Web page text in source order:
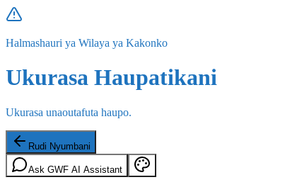
Halmashauri ya Wilaya ya Kakonko
Ukurasa Haupatikani
Ukurasa unaoutafuta haupo.
Rudi Nyumbani
Ask GWF AI Assistant